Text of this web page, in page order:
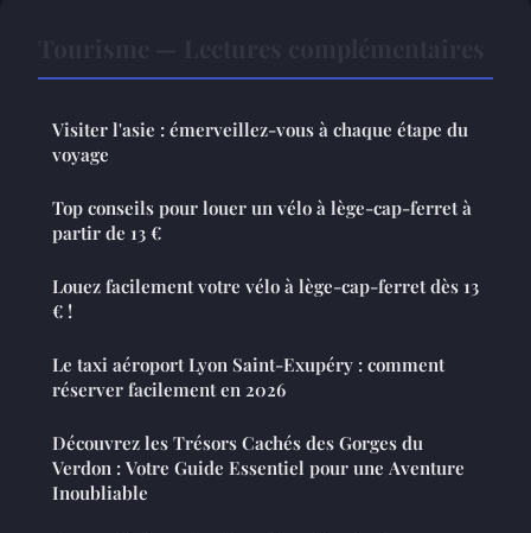
Visiter l'asie : émerveillez-vous à chaque étape du
voyage
Top conseils pour louer un vélo à lège-cap-ferret à
partir de 13 €
Louez facilement votre vélo à lège-cap-ferret dès 13
€ !
Le taxi aéroport Lyon Saint-Exupéry : comment
réserver facilement en 2026
Découvrez les Trésors Cachés des Gorges du
Verdon : Votre Guide Essentiel pour une Aventure
Inoubliable